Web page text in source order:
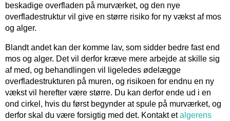
beskadige overfladen på murværket, og den nye
overfladestruktur vil give en større risiko for ny vækst af mos
og alger.
Blandt andet kan der komme lav, som sidder bedre fast end
mos og alger. Det vil derfor kræve mere arbejde at skille sig
af med, og behandlingen vil ligeledes ødelægge
overfladestrukturen på muren, og risikoen for endnu en ny
vækst vil herefter være større. Du kan derfor ende ud i en
ond cirkel, hvis du først begynder at spule på murværket, og
derfor skal du være forsigtig med det. Kontakt etalgerens